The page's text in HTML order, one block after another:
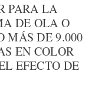
PARA LA
DE OLA O
MÁS DE 9.000
EN COLOR
EFECTO DE